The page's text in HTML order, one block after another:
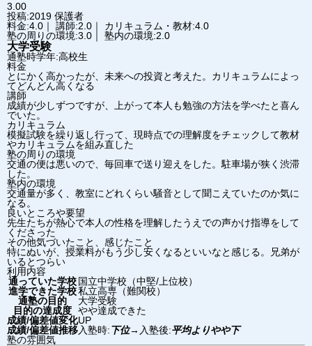
3.00
投稿:2019 保護者
料金:4.0｜ 講師:2.0｜ カリキュラム・教材:4.0
塾の周りの環境:3.0｜ 塾内の環境:2.0
大学受験
通塾時学年:高校生
料金
とにかく高かったが、未来への投資と考えた。カリキュラムによっ
てどんどん高くなる
講師
成績が少しずつですが、上がって本人も勉強の方法を学べたと喜ん
でいた。
カリキュラム
模擬試験を繰り返し行って、現時点での理解度をチェックして教材
やカリキュラムを組み直した
塾の周りの環境
交通の便は悪いので、毎回車で送り迎えをした。駐車場が狭く渋滞
した。
塾内の環境
交通量が多く、教室にどれくらい騒音として聞こえていたのか気に
なる。
良いところや要望
先生たちが熱心で本人の性格を理解したうえでの声かけ指導をして
くださった
その他気づいたこと、感じたこと
特にぬいが、授業料がもう少し安くなるといいなと感じる。兄弟が
いるとつらい
利用内容
通っていた学校国立中学校（中堅/上位校）
進学できた学校私立高専（難関校）
通塾の目的
大学受験
目的の達成度 やや達成できた
成績/偏差値変化UP
成績/偏差値推移入塾時:下位→ 入塾後:平均よりやや下
塾の雰囲気